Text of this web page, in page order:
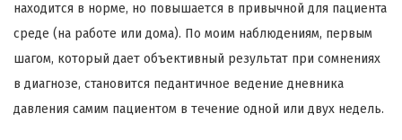
находится в норме, но повышается в привычной для пациента
среде (на работе или дома). По моим наблюдениям, первым
шагом, который дает объективный результат при сомнениях
в диагнозе, становится педантичное ведение дневника
давления самим пациентом в течение одной или двух недель.